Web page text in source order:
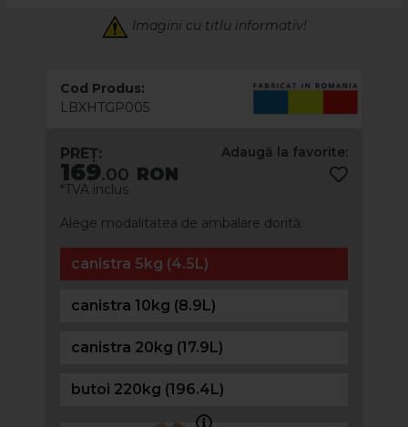
Imagini cu titlu informativ!
Cod Produs:
LBXHTGP005
Adaugă la favorite:
PREȚ:
169.00 RON
*TVA inclus
Alege modalitatea de ambalare dorită:
canistra 5kg (4.5L)
canistra 10kg (8.9L)
canistra 20kg (17.9L)
butoi 220kg (196.4L)